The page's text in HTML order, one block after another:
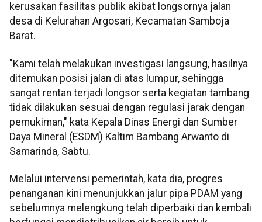
kerusakan fasilitas publik akibat longsornya jalan
desa di Kelurahan Argosari, Kecamatan Samboja
Barat.
"Kami telah melakukan investigasi langsung, hasilnya
ditemukan posisi jalan di atas lumpur, sehingga
sangat rentan terjadi longsor serta kegiatan tambang
tidak dilakukan sesuai dengan regulasi jarak dengan
pemukiman," kata Kepala Dinas Energi dan Sumber
Daya Mineral (ESDM) Kaltim Bambang Arwanto di
Samarinda, Sabtu.
Melalui intervensi pemerintah, kata dia, progres
penanganan kini menunjukkan jalur pipa PDAM yang
sebelumnya melengkung telah diperbaiki dan kembali